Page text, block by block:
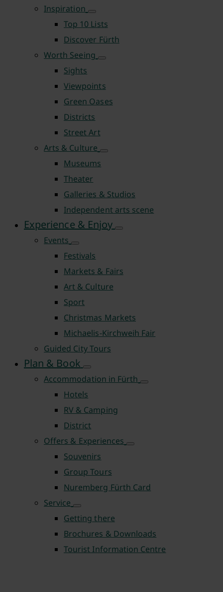
Inspiration
Top 10 Lists
Discover Fürth
Worth Seeing
Sights
Viewpoints
Green Oases
Districts
Street Art
Arts & Culture
Museums
Theater
Galleries & Studios
Independent arts scene
Experience & Enjoy
Events
Festivals
Markets & Fairs
Art & Culture
Sport
Christmas Markets
Michaelis-Kirchweih Fair
Guided City Tours
Plan & Book
Accommodation in Fürth
Hotels
RV & Camping
District
Offers & Experiences
Souvenirs
Group Tours
Nuremberg Fürth Card
Service
Getting there
Brochures & Downloads
Tourist Information Centre